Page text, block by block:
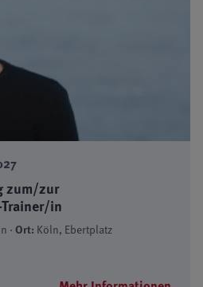
zum/zur
in
·Ort: Köln, Ebertplatz